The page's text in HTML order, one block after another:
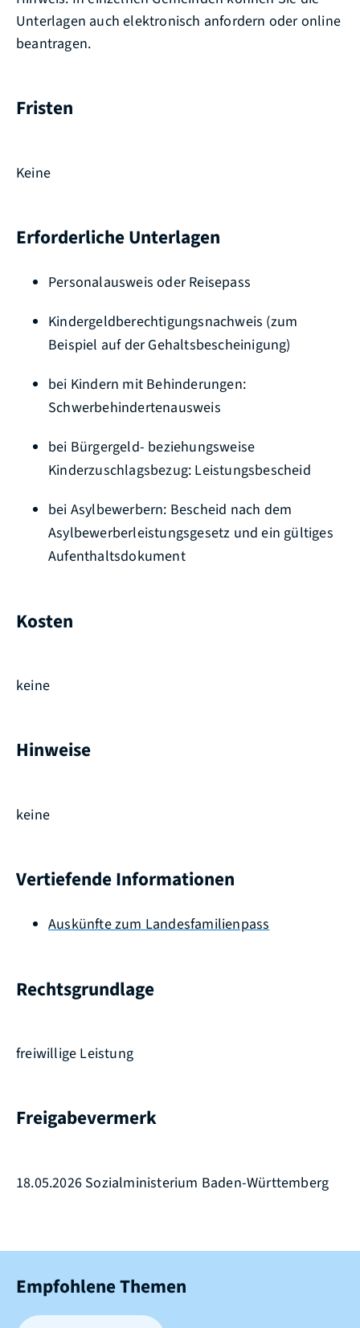
Unterlagen auch elektronisch anfordern oder online
beantragen.
Fristen
Keine
Erforderliche Unterlagen
Personalausweis oder Reisepass
Kindergeldberechtigungsnachweis (zum
Beispiel auf der Gehaltsbescheinigung)
bei Kindern mit Behinderungen:
Schwerbehindertenausweis
bei Bürgergeld- beziehungsweise
Kinderzuschlagsbezug: Leistungsbescheid
bei Asylbewerbern: Bescheid nach dem
Asylbewerberleistungsgesetz und ein gültiges
Aufenthaltsdokument
Kosten
keine
Hinweise
keine
Vertiefende Informationen
Auskünfte zum Landesfamilienpass
Rechtsgrundlage
freiwillige Leistung
Freigabevermerk
18.05.2026 Sozialministerium Baden-Württemberg
Empfohlene Themen